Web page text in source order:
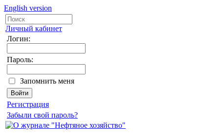
English version
Личный кабинет
Логин:
Пароль:
Запомнить меня
Регистрация
Забыли свой пароль?